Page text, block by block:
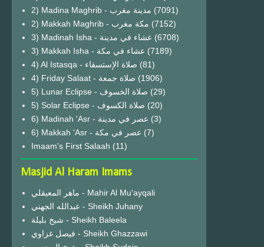
2) Madina Maghrib - مدينة مغرب (7091)
2) Makkah Maghrib - مكة مغرب (7152)
3) Madinah Isha - عشاء في مدينة (6708)
3) Makkah Isha - عشاء في مكة (7189)
4) Al Istasqa - صلاة الإستسقاء (81)
4) Friday Salaat - صلاة جمعة (1906)
5) Lunar Eclipse - صلاة الخسوف (29)
(20)
6) Madinah 'Asr - عصر في مدينة (3)
6) Makkah 'Asr - عصر في مكة (7)
Imaam's First Salaah (11)
Masjid Al Haram Imams
ماهر المعيقلي - Mahir Al Mu'ayqali
عبدالله الجهني - Sheikh Juhany
شيخ بليلة - Sheikh Baleela
فيصل غزاوي - Sheikh Ghazzawi